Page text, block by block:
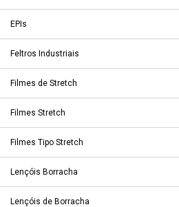
EPIs
Feltros Industriais
Filmes de Stretch
Filmes Stretch
Filmes Tipo Stretch
Lençóis Borracha
Lençóis de Borracha